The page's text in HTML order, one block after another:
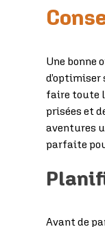
Une bonne
d’optimiser
faire toute
prisées et
aventures
parfaite
Avant de